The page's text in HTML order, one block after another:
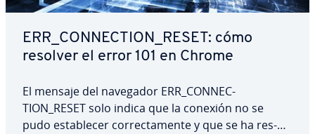
ERR_CO­N­NE­C­TION_RESET: cómo
resolver el error 101 en Chrome
El mensaje del navegador ERR_CO­N­NE­C­
TION_RESET solo indica que la conexión no se
pudo es­ta­ble­cer co­rre­c­ta­me­n­te y que se ha re­s­